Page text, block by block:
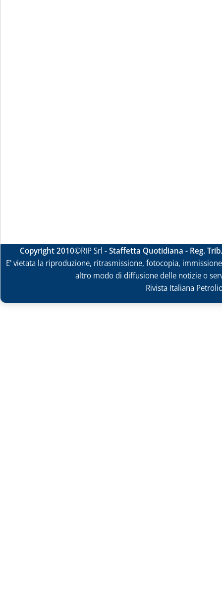
Copyright 2010©RIP Srl -Staffetta Quotidiana - Reg.
E' vietata la riproduzione, ritrasmissione, fotocopia,
altro modo di diffusione delle notizie o
Rivista Italiana